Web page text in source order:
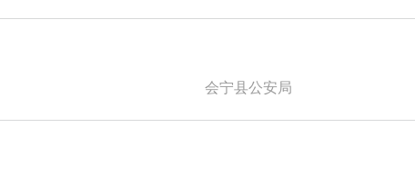
会宁县公安局